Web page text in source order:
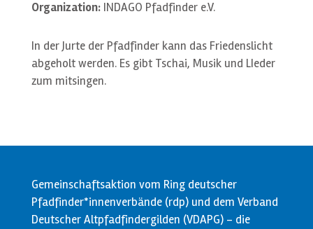
Organization:INDAGO Pfadfinder e.V.
In der Jurte der Pfadfinder kann das Friedenslicht
abgeholt werden. Es gibt Tschai, Musik und LIeder
zum mitsingen.
Gemeinschaftsaktion vom Ring deutscher
Pfadfinder*innenverbände (rdp) und dem Verband
Deutscher Altpfadfindergilden (VDAPG) - die